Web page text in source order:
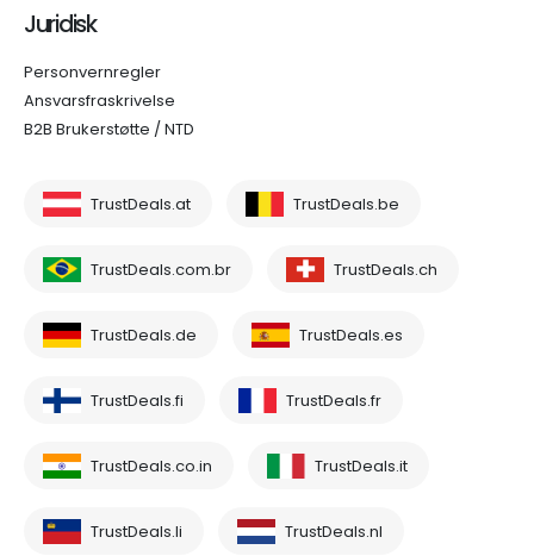
Juridisk
Personvernregler
Ansvarsfraskrivelse
B2B Brukerstøtte / NTD
TrustDeals.at TrustDeals.be
TrustDeals.com.br TrustDeals.ch
TrustDeals.de TrustDeals.es
TrustDeals.fi TrustDeals.fr
TrustDeals.co.in TrustDeals.it
TrustDeals.li TrustDeals.nl